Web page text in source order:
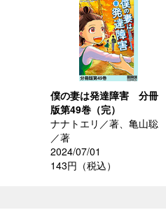
僕の妻は発達障害 分冊
版第49巻（完）
ナナトエリ／著、亀山聡
／著
2024/07/01
143円（税込）